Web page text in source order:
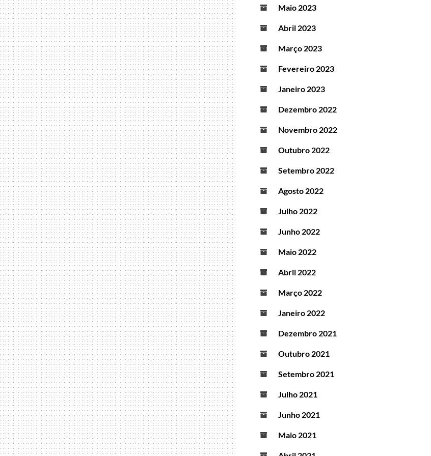
Maio 2023
Abril 2023
Março 2023
Fevereiro 2023
Janeiro 2023
Dezembro 2022
Novembro 2022
Outubro 2022
Setembro 2022
Agosto 2022
Julho 2022
Junho 2022
Maio 2022
Abril 2022
Março 2022
Janeiro 2022
Dezembro 2021
Outubro 2021
Setembro 2021
Julho 2021
Junho 2021
Maio 2021